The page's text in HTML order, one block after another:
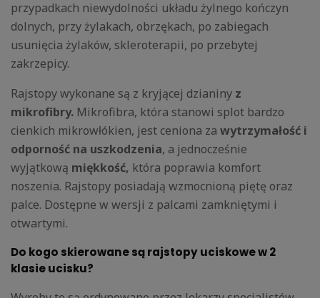
przypadkach niewydolności układu żylnego kończyn
dolnych, przy żylakach, obrzękach, po zabiegach
usunięcia żylaków, skleroterapii, po przebytej
zakrzepicy.
Rajstopy wykonane są z kryjącej dzianiny z
mikrofibry. Mikrofibra, która stanowi splot bardzo
cienkich mikrowłókien, jest ceniona za wytrzymałość i
odporność na uszkodzenia, a jednocześnie
wyjątkową miękkość, która poprawia komfort
noszenia. Rajstopy posiadają wzmocnioną piętę oraz
palce. Dostępne w wersji z palcami zamkniętymi i
otwartymi.
Do kogo skierowane są rajstopy uciskowe w 2
klasie ucisku?